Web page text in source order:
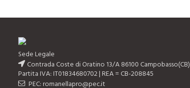
Sede Legale
Contrada Coste di Oratino 13/A 86100 Campobasso(CB)
Partita IVA: IT01834680702 | REA = CB-208845
PEC: romanellapro@pec.it